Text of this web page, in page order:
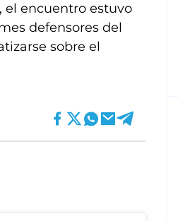
el encuentro estuvo
defensores del
sobre el